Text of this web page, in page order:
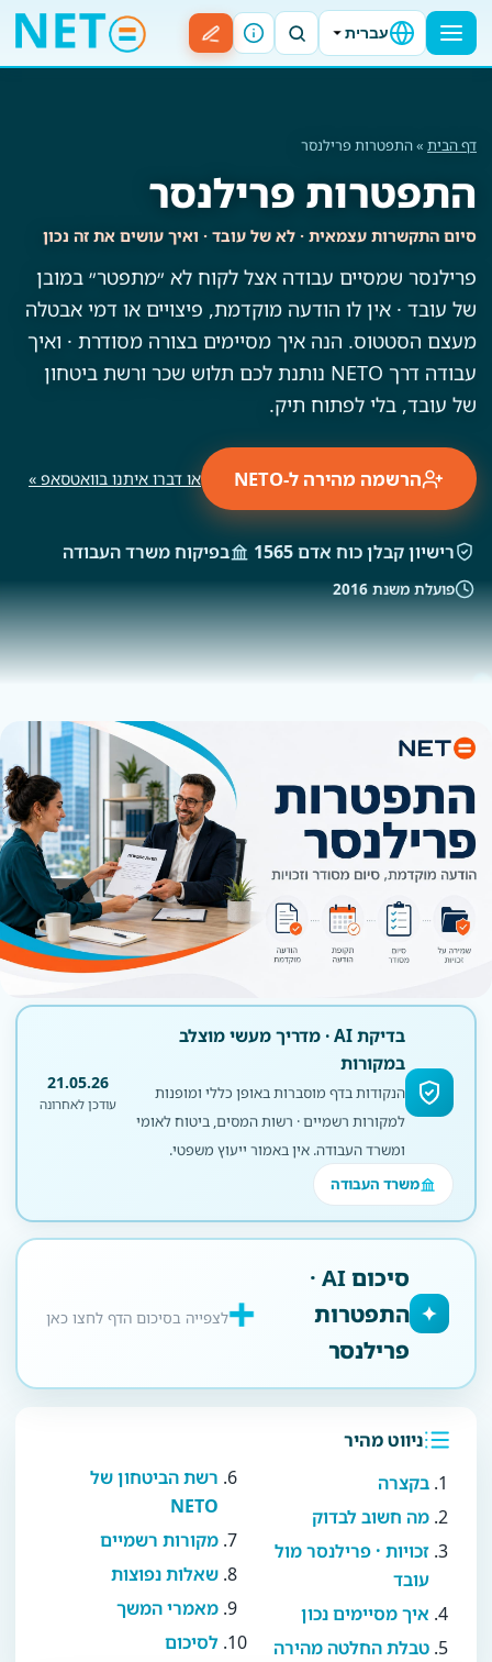
עברית
דף הבית » התפטרות פרילנסר
התפטרות פרילנסר
סיום התקשרות עצמאית · לא של עובד · ואיך עושים את זה נכון
פרילנסר שמסיים עבודה אצל לקוח לא ״מתפטר״ במובן
של עובד · אין לו הודעה מוקדמת, פיצויים או דמי אבטלה
מעצם הסטטוס. הנה איך מסיימים בצורה מסודרת · ואיך
עבודה דרך NETO נותנת לכם תלוש שכר ורשת ביטחון
של עובד, בלי לפתוח תיק.
הרשמה מהירה ל-NETO או דברו איתנו בוואטסאפ »
רישיון קבלן כוח אדם 1565 בפיקוח משרד העבודה
פועלת משנת 2016
בדיקת AI · מדריך מעשי מוצלב
במקורות
הנקודות בדף מוסברות באופן כללי ומופנות
למקורות רשמיים · רשות המסים, ביטוח לאומי
ומשרד העבודה. אין באמור ייעוץ משפטי.
21.05.26
עודכן לאחרונה
משרד העבודה
✦
סיכום AI ·
התפטרות
פרילנסר
לצפייה בסיכום הדף לחצו כאן
ניווט מהיר
בקצרה
מה חשוב לבדוק
זכויות · פרילנסר מול
עובד
איך מסיימים נכון
טבלת החלטה מהירה
רשת הביטחון של
NETO
מקורות רשמיים
שאלות נפוצות
מאמרי המשך
לסיכום